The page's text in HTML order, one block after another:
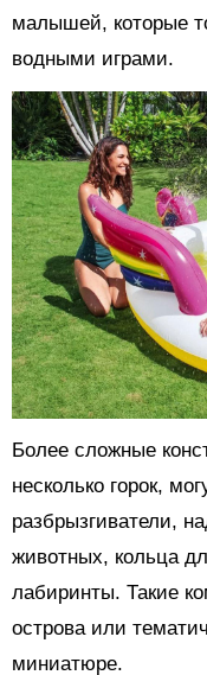
малышей, которые
водными играми.
Более сложные
несколько горок,
разбрызгиватели,
животных, кольца
лабиринты. Такие
острова или
миниатюре.